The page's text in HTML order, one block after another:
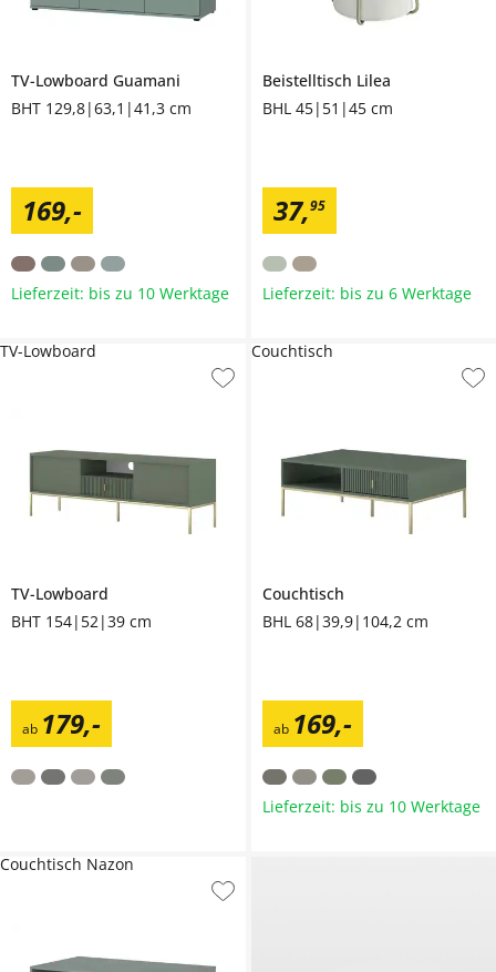
TV-Lowboard Guamani
BHT 129,8|63,1|41,3 cm
169,-
Lieferzeit: bis zu 10 Werktage
Beistelltisch Lilea
BHL 45|51|45 cm
37,95
Lieferzeit: bis zu 6 Werktage
TV-Lowboard
BHT 154|52|39 cm
ab 179,-
TV-Lowboard
Couchtisch
BHL 68|39,9|104,2 cm
ab 169,-
Couchtisch
Lieferzeit: bis zu 10 Werktage
Couchtisch Nazon